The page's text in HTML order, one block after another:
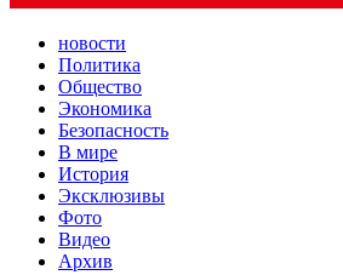
новости
Политика
Общество
Экономика
Безопасность
В мире
История
Эксклюзивы
Фото
Видео
Архив